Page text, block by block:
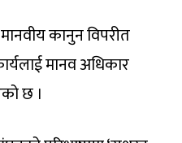
मानवीय कानुन विपरीत
मानव अधिकार
छ ।